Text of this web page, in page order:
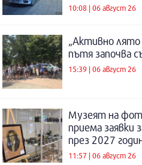
10:08 | 06 август 26
„Активно
пътя започва
15:39 | 06 август 26
Музеят на
приема заявки
през 2027
11:57 | 06 август 26